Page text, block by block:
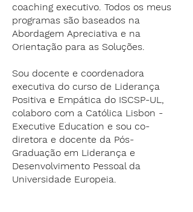
coaching executivo. Todos os meus
programas são baseados na
Abordagem Apreciativa e na
Orientação para as Soluções.
Sou docente e coordenadora
executiva do curso de Liderança
Positiva e Empática do ISCSP-UL,
colaboro com a Católica Lisbon -
Executive Education e sou co-
diretora e docente da Pós-
Graduação em Liderança e
Desenvolvimento Pessoal da
Universidade Europeia.